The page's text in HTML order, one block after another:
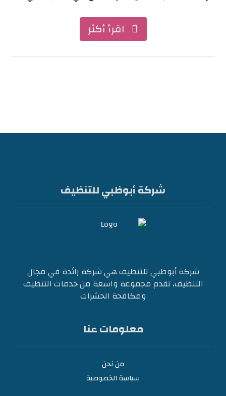
اقرأ أكثر
شركة أبوظبي للتنظيف
شركة أبوظبي للتنظيف هي شركة رائدة في مجال
التنظيف، تقدم مجموعة واسعة من خدمات التنظيف
ومكافحة الحشرات
معلومات عنا
من نحن
سياسة الخصوصية